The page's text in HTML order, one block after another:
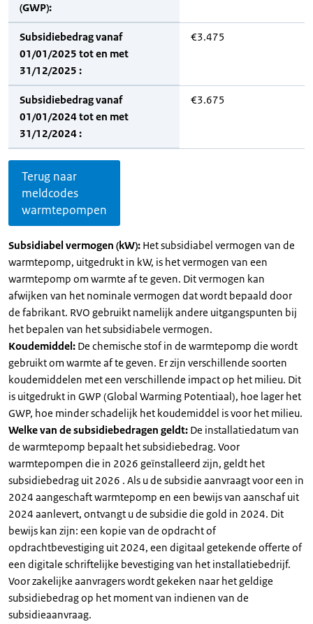
(GWP):
Subsidiebedrag vanaf
01/01/2025 tot en met
31/12/2025 :
€3.475
Subsidiebedrag vanaf
01/01/2024 tot en met
31/12/2024 :
€3.675
Terug naar
meldcodes
warmtepompen
Subsidiabel vermogen (kW): Het subsidiabel vermogen van de
warmtepomp, uitgedrukt in kW, is het vermogen van een
warmtepomp om warmte af te geven. Dit vermogen kan
afwijken van het nominale vermogen dat wordt bepaald door
de fabrikant. RVO gebruikt namelijk andere uitgangspunten bij
het bepalen van het subsidiabele vermogen.
Koudemiddel: De chemische stof in de warmtepomp die wordt
gebruikt om warmte af te geven. Er zijn verschillende soorten
koudemiddelen met een verschillende impact op het milieu. Dit
is uitgedrukt in GWP (Global Warming Potentiaal), hoe lager het
GWP, hoe minder schadelijk het koudemiddel is voor het milieu.
Welke van de subsidiebedragen geldt: De installatiedatum van
de warmtepomp bepaalt het subsidiebedrag. Voor
warmtepompen die in 2026 geïnstalleerd zijn, geldt het
subsidiebedrag uit 2026 . Als u de subsidie aanvraagt voor een in
2024 aangeschaft warmtepomp en een bewijs van aanschaf uit
2024 aanlevert, ontvangt u de subsidie die gold in 2024. Dit
bewijs kan zijn: een kopie van de opdracht of
opdrachtbevestiging uit 2024, een digitaal getekende offerte of
een digitale schriftelijke bevestiging van het installatiebedrijf.
Voor zakelijke aanvragers wordt gekeken naar het geldige
subsidiebedrag op het moment van indienen van de
subsidieaanvraag.